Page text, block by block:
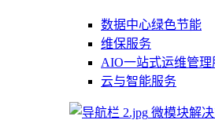
数据中心绿色节能
维保服务
AIO一站式运维管理
云与智能服务
微模块解